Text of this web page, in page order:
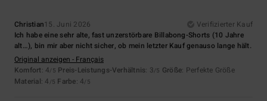
Christian15. Juni 2026
Verifizierter Kauf
Ich habe eine sehr alte, fast unzerstörbare Billabong-Shorts (10 Jahre
alt…), bin mir aber nicht sicher, ob mein letzter Kauf genauso lange hält.
Original anzeigen - Français
Komfort: 4/5 Preis-Leistungs-Verhältnis: 3/5 Größe: Perfekte Größe
Material: 4 /5 Farbe: 4/5